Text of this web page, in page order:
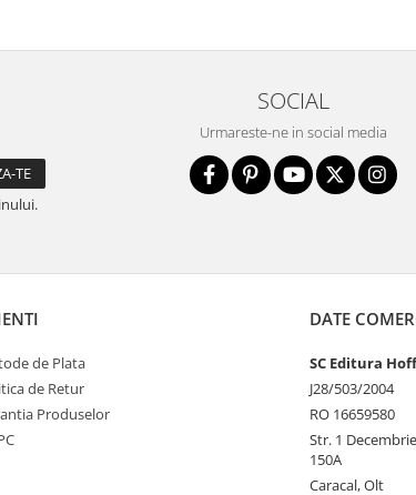
SOCIAL
Urmareste-ne in social media
de Plata
de Retur
Produselor
DATE
SC Editura
J28/503/2004
RO 16659580
Str. 1
150A
Caracal, Olt